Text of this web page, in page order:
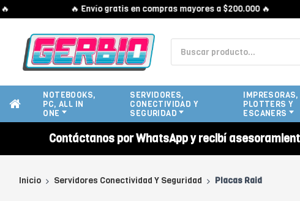
🔥 Envío gratis en compras mayores a $200.000 🔥
NOTEBOOKS,
PC, ALL IN
ONE
SERVIDORES,
CONECTIVIDAD Y
SEGURIDAD
IMPRESORAS,
PLOTTERS Y
ESCANERS
Contáctanos por WhatsApp y recibí
Inicio Servidores Conectividad Y Seguridad Placas Raid